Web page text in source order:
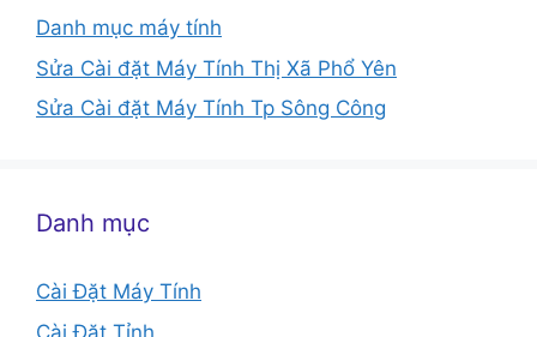
Danh mục máy tính
Sửa Cài đặt Máy Tính Thị Xã Phổ Yên
Sửa Cài đặt Máy Tính Tp Sông Công
Danh mục
Cài Đặt Máy Tính
Cài Đặt Tỉnh